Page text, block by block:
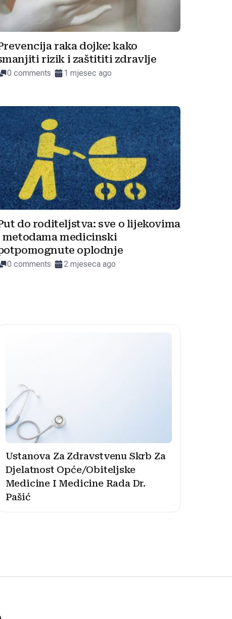
raka dojke: kako
rizik i zaštititi zdravlje
0 comments 1 mjesec ago
do roditeljstva: sve o lijekovima
metodama medicinski
oplodnje
0 comments 2 mjeseca ago
Ustanova Za Zdravstvenu Skrb Za
Djelatnost Opće/Obiteljske
Medicine I Medicine Rada Dr.
Pašić